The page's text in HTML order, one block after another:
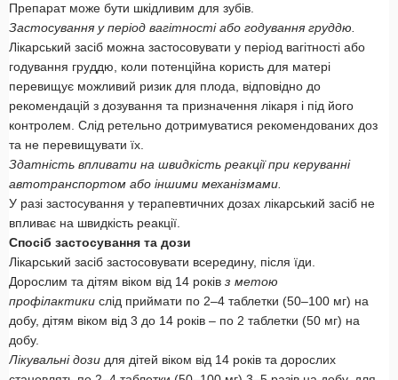
Препарат може бути шкідливим для зубів.
Застосування у період вагітності або годування груддю.
Лікарський засіб можна застосовувати у період вагітності або
годування груддю, коли потенційна користь для матері
перевищує можливий ризик для плода, відповідно до
рекомендацій з дозування та призначення лікаря і під його
контролем. Слід ретельно дотримуватися рекомендованих доз
та не перевищувати їх.
Здатність впливати на швидкість реакції при керуванні
автотранспортом або іншими механізмами.
У разі застосування у терапевтичних дозах лікарський засіб не
впливає на швидкість реакції.
Спосіб застосування та дози
Лікарський засіб застосовувати всередину, після їди.
Дорослим та дітям віком від 14 років з метою
профілактики слід приймати по 2–4 таблетки (50–100 мг) на
добу, дітям віком від 3 до 14 років – по 2 таблетки (50 мг) на
добу.
Лікувальні дози для дітей віком від 14 років та дорослих